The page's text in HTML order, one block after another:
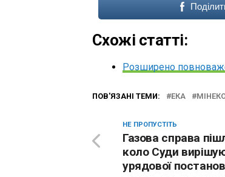
Схожі статті:
Розширено
ПОВ'ЯЗАНІ ТЕМИ: ЕКА
НЕ ПРОПУСТІТЬ
Газова справа
коло Суди
урядової